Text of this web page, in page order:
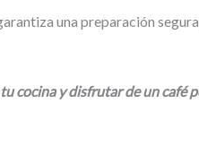
una preparación
cocina y disfrutar de un café